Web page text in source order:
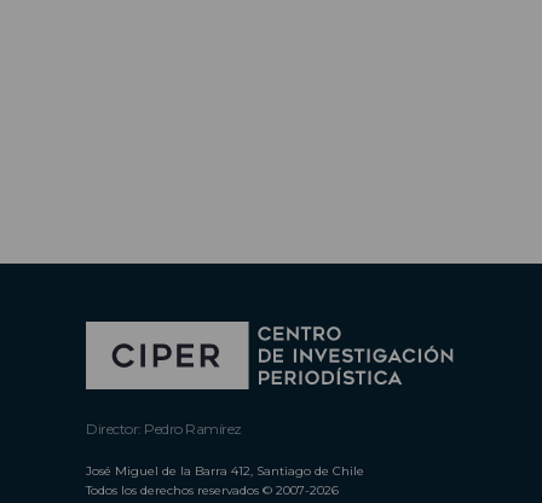
Director: Pedro Ramírez
José Miguel de la Barra 412, Santiago de Chile
Todos los derechos reservados © 2007-2026